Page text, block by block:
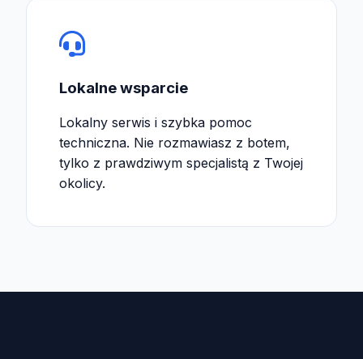
Lokalne wsparcie
Lokalny serwis i szybka pomoc
techniczna. Nie rozmawiasz z botem,
tylko z prawdziwym specjalistą z Twojej
okolicy.